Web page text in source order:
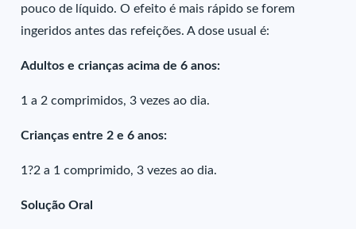
pouco de líquido. O efeito é mais rápido se forem
ingeridos antes das refeições. A dose usual é:
Adultos e crianças acima de 6 anos:
1 a 2 comprimidos, 3 vezes ao dia.
Crianças entre 2 e 6 anos:
1?2 a 1 comprimido, 3 vezes ao dia.
Solução Oral